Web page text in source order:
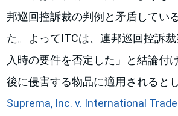
邦巡回控訴裁の判例と矛盾してい
た。よってITCは、連邦巡回控訴
入時の要件を否定した」と結論付
後に侵害する物品に適用されると
Suprema, Inc. v. International